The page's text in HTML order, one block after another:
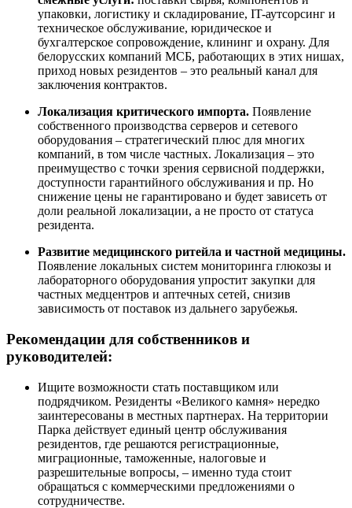
упаковки, логистику и складирование, IT-аутсорсинг и
техническое обслуживание, юридическое и
бухгалтерское сопровождение, клининг и охрану. Для
белорусских компаний МСБ, работающих в этих нишах,
приход новых резидентов – это реальный канал для
заключения контрактов.
Локализация критического импорта. Появление
собственного производства серверов и сетевого
оборудования – стратегический плюс для многих
компаний, в том числе частных. Локализация – это
преимущество с точки зрения сервисной поддержки,
доступности гарантийного обслуживания и пр. Но
снижение цены не гарантировано и будет зависеть от
доли реальной локализации, а не просто от статуса
резидента.
Развитие медицинского ритейла и частной медицины.
Появление локальных систем мониторинга глюкозы и
лабораторного оборудования упростит закупки для
частных медцентров и аптечных сетей, снизив
зависимость от поставок из дальнего зарубежья.
Рекомендации для собственников и
руководителей:
Ищите возможности стать поставщиком или
подрядчиком. Резиденты «Великого камня» нередко
заинтересованы в местных партнерах. На территории
Парка действует единый центр обслуживания
резидентов, где решаются регистрационные,
миграционные, таможенные, налоговые и
разрешительные вопросы, – именно туда стоит
обращаться с коммерческими предложениями о
сотрудничестве.